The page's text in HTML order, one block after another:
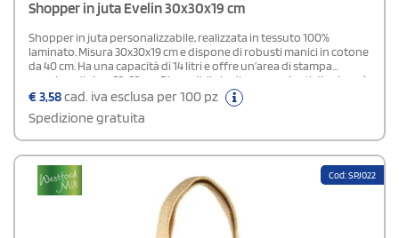
Shopper in juta Evelin 30x30x19 cm
Shopper in juta personalizzabile, realizzata in tessuto 100%
laminato. Misura 30x30x19 cm e dispone di robusti manici in cotone
da 40 cm. Ha una capacità di 14 litri e offre un’area di stampa
massima di circa 23x22 cm. Disponibile in diverse varianti di colore, è
un gadget promozionale ecologico e affidabile, ideale per aziende
€3,58cad. iva esclusa per 100 pz
Spedizione gratuita
Cod: SPJ022